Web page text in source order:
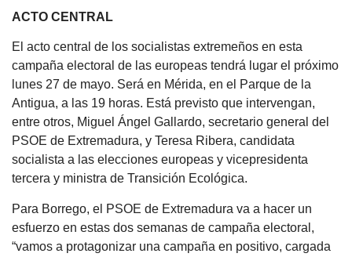
ACTO CENTRAL
El acto central de los socialistas extremeños en esta
campaña electoral de las europeas tendrá lugar el próximo
lunes 27 de mayo. Será en Mérida, en el Parque de la
Antigua, a las 19 horas. Está previsto que intervengan,
entre otros, Miguel Ángel Gallardo, secretario general del
PSOE de Extremadura, y Teresa Ribera, candidata
socialista a las elecciones europeas y vicepresidenta
tercera y ministra de Transición Ecológica.
Para Borrego, el PSOE de Extremadura va a hacer un
esfuerzo en estas dos semanas de campaña electoral,
“vamos a protagonizar una campaña en positivo, cargada